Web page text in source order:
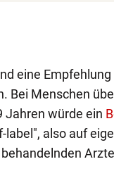
eine Empfehlung
Bei Menschen
Jahren würde ein
also auf